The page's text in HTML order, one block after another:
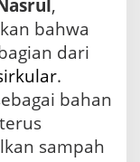
,
bahwa
dari
.
bahan
sampah